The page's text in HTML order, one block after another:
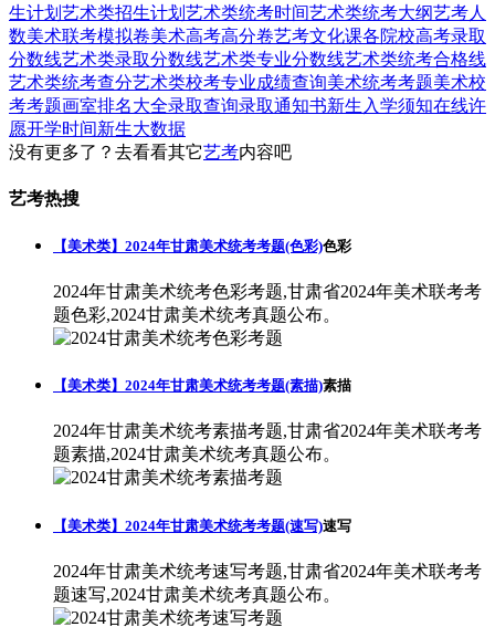
生计划 艺术类招生计划 艺术类统考时间艺术类统考大纲艺考人
数美术联考模拟卷美术高考高分卷艺考文化课各院校高考录取
分数线艺术类录取分数线艺术类专业分数线艺术类统考合格线
艺术类统考查分艺术类校考专业成绩查询美术统考考题美术校
考考题画室排名大全录取查询录取通知书新生入学须知在线许
愿开学时间新生大数据
没有更多了？去看看其它艺考内容吧
艺考热搜
【美术类】2024年甘肃美术统考考题(色彩)色彩
2024年甘肃美术统考色彩考题,甘肃省2024年美术联考考
题色彩,2024甘肃美术统考真题公布。
【美术类】2024年甘肃美术统考考题(素描)素描
2024年甘肃美术统考素描考题,甘肃省2024年美术联考考
题素描,2024甘肃美术统考真题公布。
【美术类】2024年甘肃美术统考考题(速写)速写
2024年甘肃美术统考速写考题,甘肃省2024年美术联考考
题速写,2024甘肃美术统考真题公布。